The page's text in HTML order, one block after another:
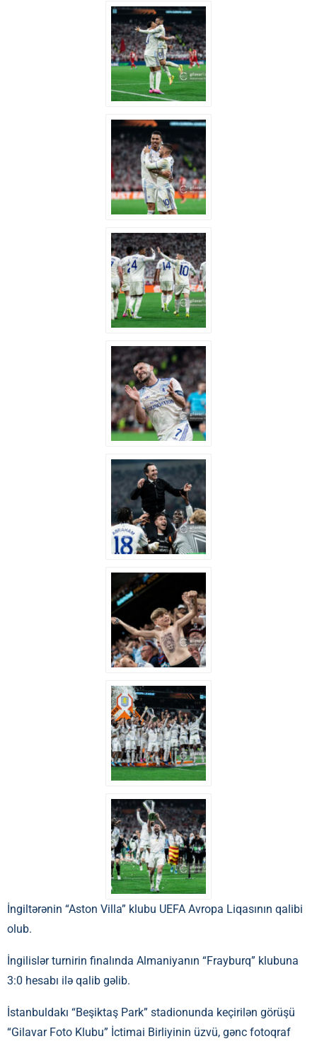
İngiltərənin “Aston Villa” klubu UEFA Avropa Liqasının qalibi
olub.
İngilislər turnirin finalında Almaniyanın “Frayburq” klubuna
3:0 hesabı ilə qalib gəlib.
İstanbuldakı “Beşiktaş Park” stadionunda keçirilən görüşü
“Gilavar Foto Klubu” İctimai Birliyinin üzvü, gənc fotoqraf